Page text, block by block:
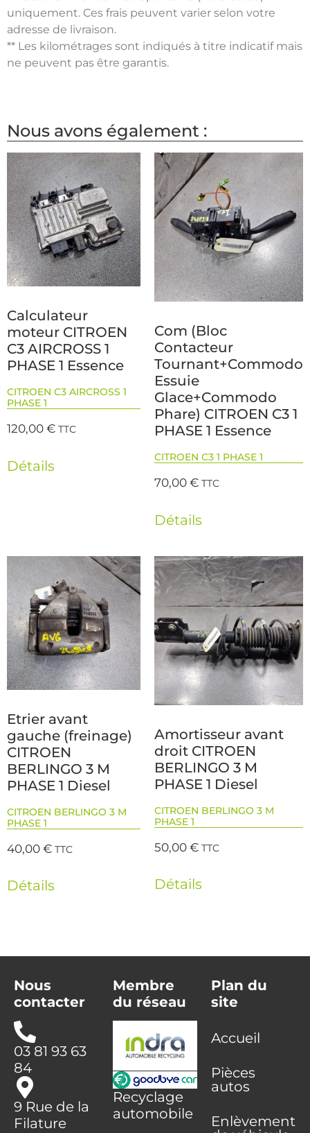
uniquement. Ces frais peuvent varier selon votre
adresse de livraison.
** Les kilométrages sont indiqués à titre indicatif mais
ne peuvent pas être garantis.
Nous avons également :
Calculateur
moteur CITROEN
C3 AIRCROSS 1
PHASE 1 Essence
CITROEN C3 AIRCROSS 1
PHASE 1
120,00€ TTC
Détails
Com (Bloc
Contacteur
Tournant+Commodo
Essuie
Glace+Commodo
Phare) CITROEN C3 1
PHASE 1 Essence
CITROEN C3 1 PHASE 1
70,00€ TTC
Détails
Etrier avant
gauche (freinage)
CITROEN
BERLINGO 3 M
PHASE 1 Diesel
CITROEN BERLINGO 3 M
PHASE 1
40,00€ TTC
Détails
Amortisseur avant
droit CITROEN
BERLINGO 3 M
PHASE 1 Diesel
CITROEN BERLINGO 3 M
PHASE 1
50,00€ TTC
Détails
Nous
contacter
03 81 93 63
84
9 Rue de la
Filature
Membre
du réseau
Recyclage
automobile
Plan du
site
Accueil
Pièces
autos
Enlèvement